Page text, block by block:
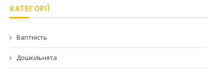
КАТЕГОРІЇ
Вагітність
Дошкільнята